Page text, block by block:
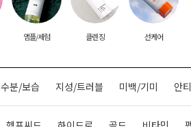
앰플/세럼 클렌징 선케어
수분/보습 지성/트러블 미백/기미 안